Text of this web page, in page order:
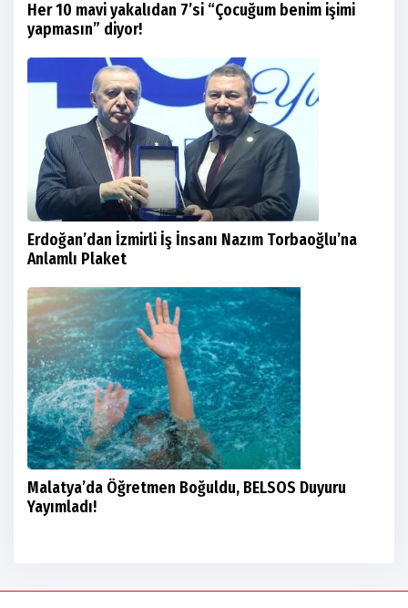
Her 10 mavi yakalıdan 7’si “Çocuğum benim işimi
yapmasın” diyor!
Erdoğan’dan İzmirli İş İnsanı Nazım Torbaoğlu’na
Anlamlı Plaket
Malatya’da Öğretmen Boğuldu, BELSOS Duyuru
Yayımladı!